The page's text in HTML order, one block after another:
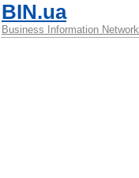
BIN.ua
Business Information Network